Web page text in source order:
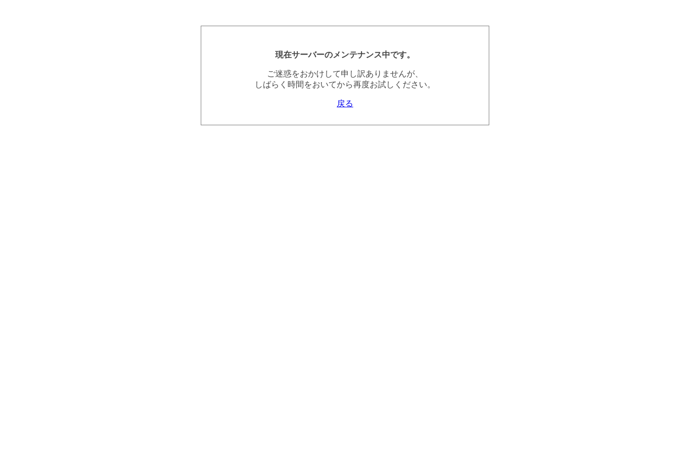
現在サーバーのメンテナンス中です。
ご迷惑をおかけして申し訳ありませんが、
しばらく時間をおいてから再度お試しください。
戻る